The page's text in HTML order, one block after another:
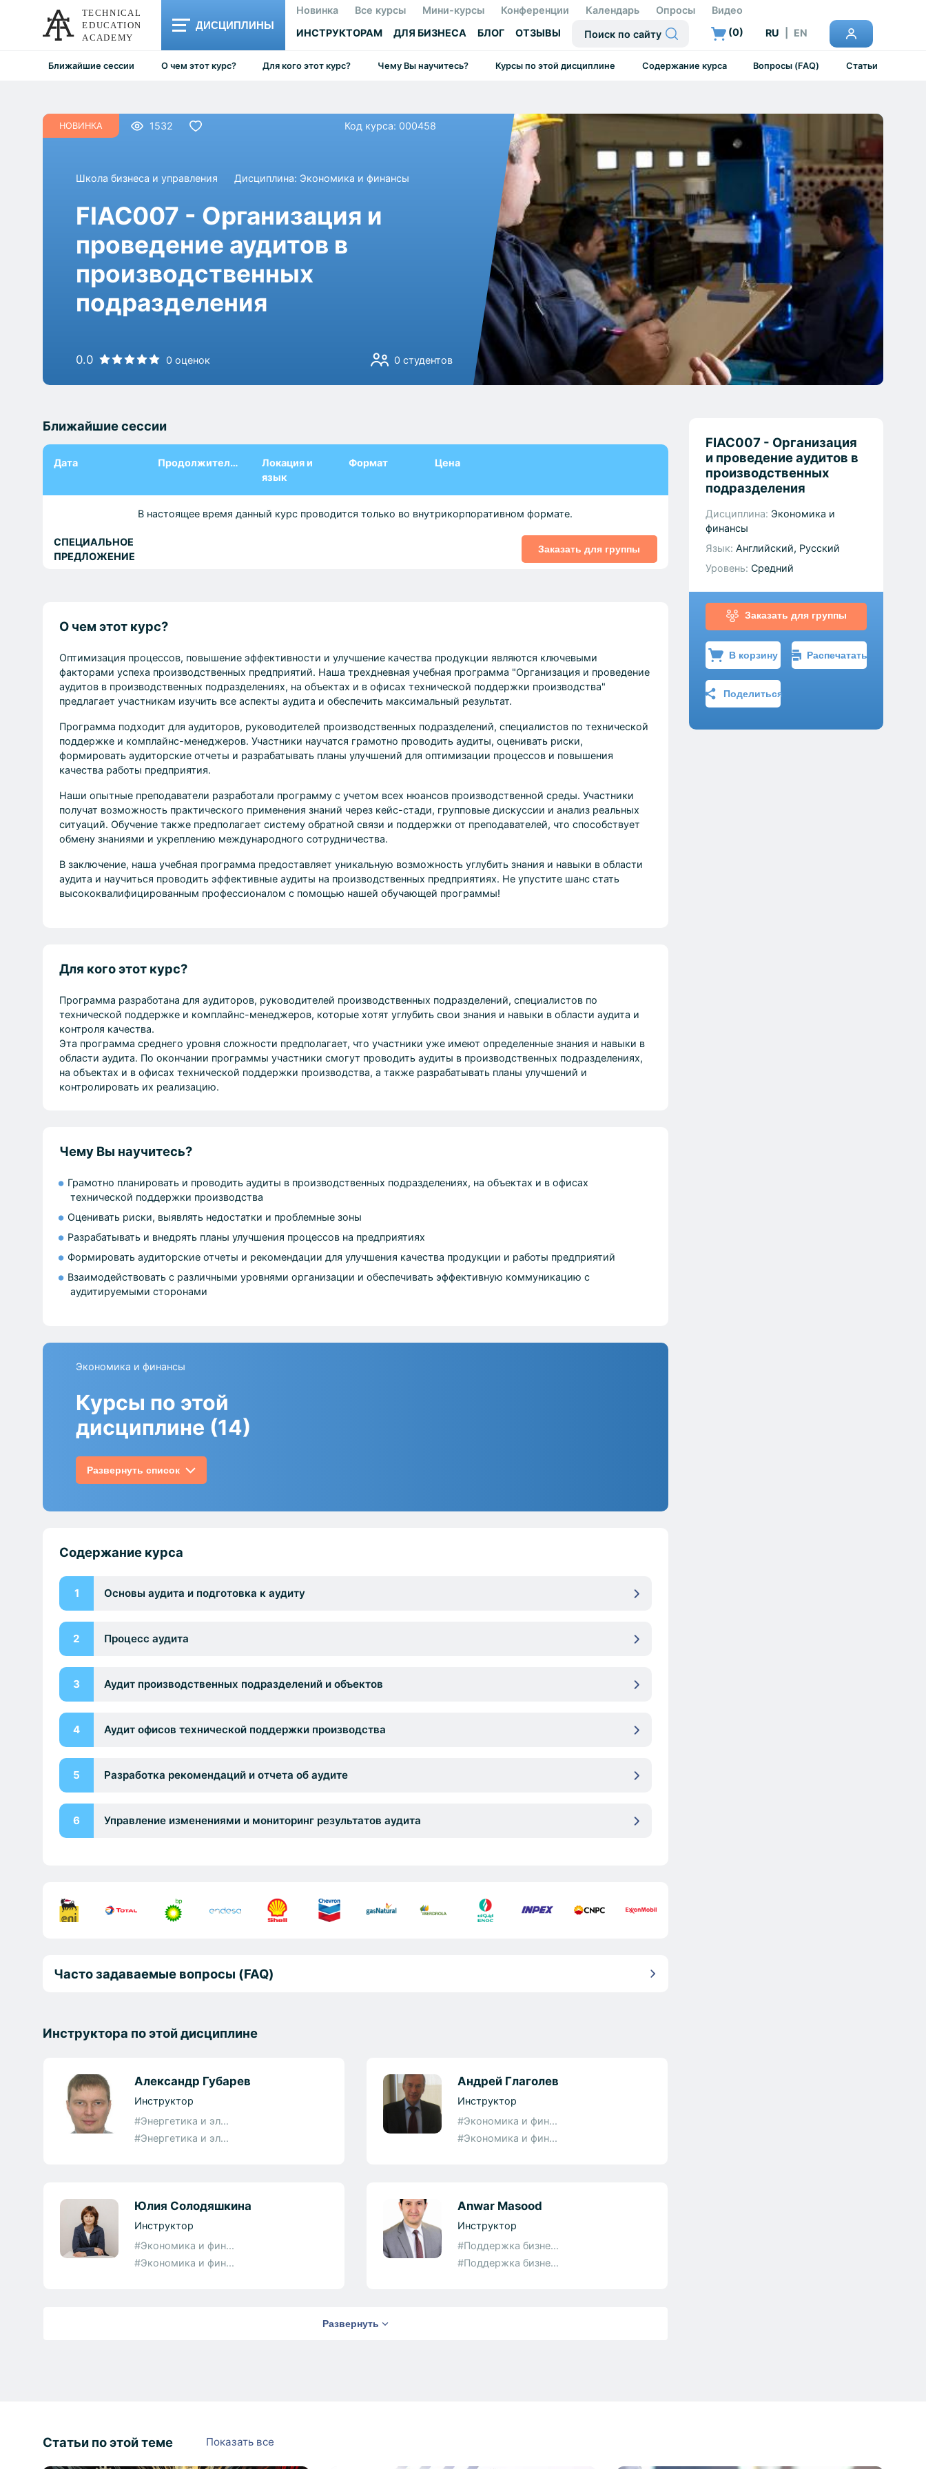
ДИСЦИПЛИНЫ
Новинка Все курсы Мини-курсы Конференции Календарь Опросы
Видео
ИНСТРУКТОРАМ
ДЛЯ БИЗНЕСА БЛОГ ОТЗЫВЫ (0) RU EN
Ближайшие сессии О чем этот курс? Для кого этот курс? Чему Вы научитесь? Курсы по этой дисциплине Содержание курса Вопросы (FAQ) Статьи
НОВИНКА 1532 Код курса: 000458
Школа бизнеса и управления Дисциплина: Экономика и финансы
FIAC007 - Организация и
проведение аудитов в
производственных
подразделения
0.0 0 оценок 0 студентов
Ближайшие сессии
Дата Продолжительность
Локация и
язык
Формат Цена
В настоящее время данный курс проводится только во внутрикорпоративном формате.
СПЕЦИАЛЬНОЕ
ПРЕДЛОЖЕНИЕ
Заказать для группы
О чем этот курс?
Оптимизация процессов, повышение эффективности и улучшение качества продукции являются ключевыми
факторами успеха производственных предприятий. Наша трехдневная учебная программа "Организация и проведение
аудитов в производственных подразделениях, на объектах и в офисах технической поддержки производства"
предлагает участникам изучить все аспекты аудита и обеспечить максимальный результат.
Программа подходит для аудиторов, руководителей производственных подразделений, специалистов по технической
поддержке и комплайнс-менеджеров. Участники научатся грамотно проводить аудиты, оценивать риски,
формировать аудиторские отчеты и разрабатывать планы улучшений для оптимизации процессов и повышения
качества работы предприятия.
Наши опытные преподаватели разработали программу с учетом всех нюансов производственной среды. Участники
получат возможность практического применения знаний через кейс-стади, групповые дискуссии и анализ реальных
ситуаций. Обучение также предполагает систему обратной связи и поддержки от преподавателей, что способствует
обмену знаниями и укреплению международного сотрудничества.
В заключение, наша учебная программа предоставляет уникальную возможность углубить знания и навыки в области
аудита и научиться проводить эффективные аудиты на производственных предприятиях. Не упустите шанс стать
высококвалифицированным профессионалом с помощью нашей обучающей программы!
Для кого этот курс?
Программа разработана для аудиторов, руководителей производственных подразделений, специалистов по
технической поддержке и комплайнс-менеджеров, которые хотят углубить свои знания и навыки в области аудита и
контроля качества.
Эта программа среднего уровня сложности предполагает, что участники уже имеют определенные знания и навыки в
области аудита. По окончании программы участники смогут проводить аудиты в производственных подразделениях,
на объектах и в офисах технической поддержки производства, а также разрабатывать планы улучшений и
контролировать их реализацию.
Чему Вы научитесь?
Грамотно планировать и проводить аудиты в производственных подразделениях, на объектах и в офисах
технической поддержки производства
Оценивать риски, выявлять недостатки и проблемные зоны
Разрабатывать и внедрять планы улучшения процессов на предприятиях
Формировать аудиторские отчеты и рекомендации для улучшения качества продукции и работы предприятий
Взаимодействовать с различными уровнями организации и обеспечивать эффективную коммуникацию с
аудитируемыми сторонами
Экономика и финансы
Курсы по этой
дисциплине (14)
Развернуть список
Содержание курса
1 Основы аудита и подготовка к аудиту
2 Процесс аудита
3 Аудит производственных подразделений и объектов
4 Аудит офисов технической поддержки производства
5 Разработка рекомендаций и отчета об аудите
6 Управление изменениями и мониторинг результатов аудита
Часто задаваемые вопросы (FAQ)
Инструктора по этой дисциплине
Александр Губарев
Инструктор
#Энергетика и эл...
#Энергетика и эл...
Андрей Глаголев
Инструктор
#Экономика и фин...
#Экономика и фин...
Юлия Солодяшкина
Инструктор
#Экономика и фин...
#Экономика и фин...
Anwar Masood
Инструктор
#Поддержка бизне...
#Поддержка бизне...
Развернуть
FIAC007 - Организация
и проведение аудитов в
производственных
подразделения
Дисциплина: Экономика и
финансы
Язык: Английский, Русский
Уровень: Средний
Заказать для группы
В корзину Распечатать
Поделиться
Статьи по этой теме Показать все